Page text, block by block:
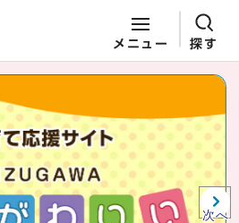
メニュー 探す
ア。木津川市役所か
らせ。
次へ